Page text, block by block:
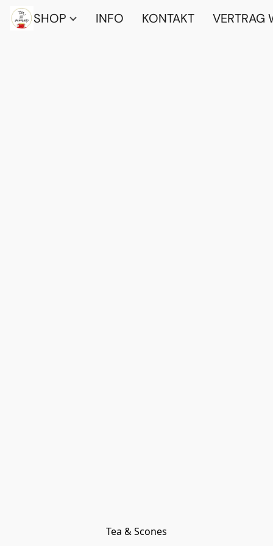
SHOP INFO KONTAKT VERTRAG
Tea & Scones